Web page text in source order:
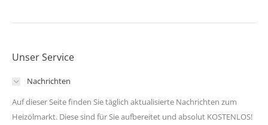
Unser Service
Nachrichten
Auf dieser Seite finden Sie täglich aktualisierte Nachrichten zum
Heizölmarkt. Diese sind für Sie aufbereitet und absolut KOSTENLOS!